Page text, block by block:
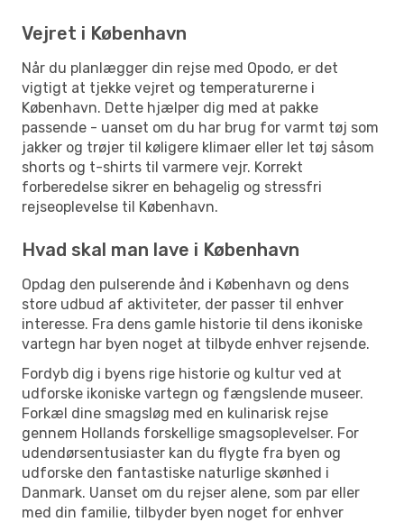
Vejret i København
Når du planlægger din rejse med Opodo, er det
vigtigt at tjekke vejret og temperaturerne i
København. Dette hjælper dig med at pakke
passende - uanset om du har brug for varmt tøj som
jakker og trøjer til køligere klimaer eller let tøj såsom
shorts og t-shirts til varmere vejr. Korrekt
forberedelse sikrer en behagelig og stressfri
rejseoplevelse til København.
Hvad skal man lave i København
Opdag den pulserende ånd i København og dens
store udbud af aktiviteter, der passer til enhver
interesse. Fra dens gamle historie til dens ikoniske
vartegn har byen noget at tilbyde enhver rejsende.
Fordyb dig i byens rige historie og kultur ved at
udforske ikoniske vartegn og fængslende museer.
Forkæl dine smagsløg med en kulinarisk rejse
gennem Hollands forskellige smagsoplevelser. For
udendørsentusiaster kan du flygte fra byen og
udforske den fantastiske naturlige skønhed i
Danmark. Uanset om du rejser alene, som par eller
med din familie, tilbyder byen noget for enhver